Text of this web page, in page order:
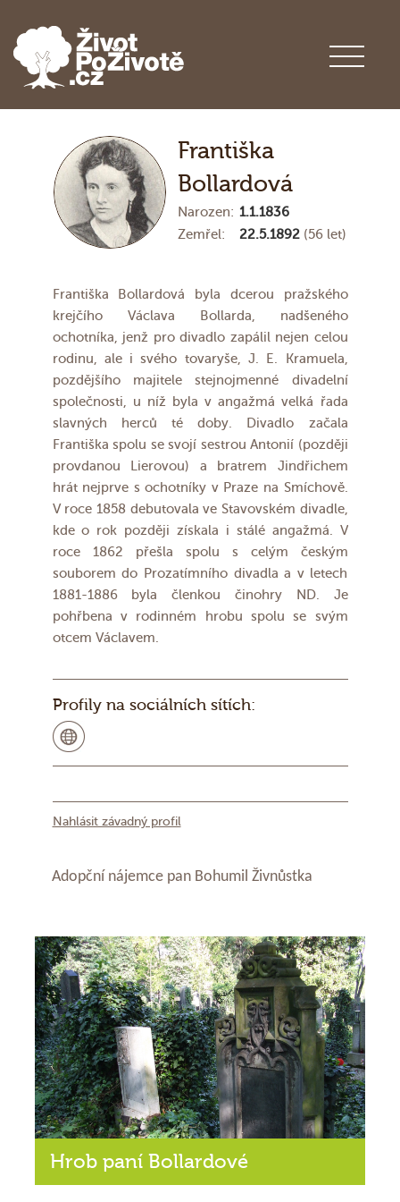
Františka
Bollardová
Narozen: 1.1.1836
Zemřel:
22.5.1892 (56 let)
Františka Bollardová byla dcerou pražského
krejčího Václava Bollarda, nadšeného
ochotníka, jenž pro divadlo zapálil nejen celou
rodinu, ale i svého tovaryše, J. E. Kramuela,
pozdějšího majitele stejnojmenné divadelní
společnosti, u níž byla v angažmá velká řada
slavných herců té doby. Divadlo začala
Františka spolu se svojí sestrou Antonií (později
provdanou Lierovou) a bratrem Jindřichem
hrát nejprve s ochotníky v Praze na Smíchově.
V roce 1858 debutovala ve Stavovském divadle,
kde o rok později získala i stálé angažmá. V
roce 1862 přešla spolu s celým českým
souborem do Prozatímního divadla a v letech
1881-1886 byla členkou činohry ND. Je
pohřbena v rodinném hrobu spolu se svým
otcem Václavem.
Profily na sociálních sítích:
Nahlásit závadný profil
Adopční nájemce pan Bohumil Živnůstka
Hrob paní Bollardové